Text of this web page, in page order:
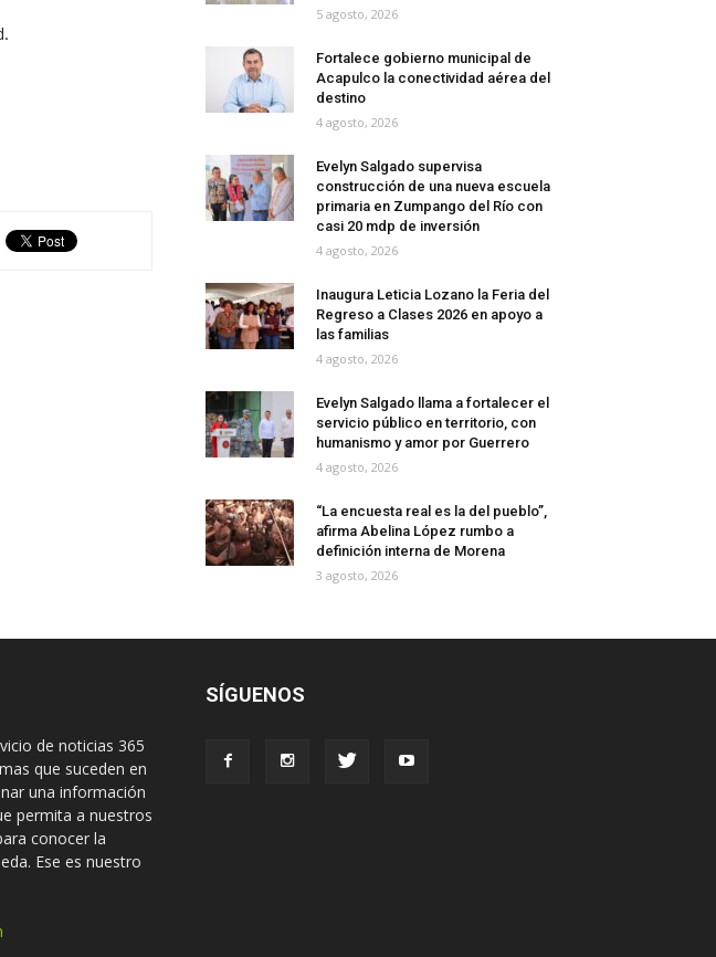
5 agosto, 2026
Fortalece gobierno municipal de
Acapulco la conectividad aérea del
destino
4 agosto, 2026
Evelyn Salgado supervisa
construcción de una nueva escuela
primaria en Zumpango del Río con
casi 20 mdp de inversión
4 agosto, 2026
Inaugura Leticia Lozano la Feria del
Regreso a Clases 2026 en apoyo a
las familias
4 agosto, 2026
Evelyn Salgado llama a fortalecer el
servicio público en territorio, con
humanismo y amor por Guerrero
4 agosto, 2026
“La encuesta real es la del pueblo”,
afirma Abelina López rumbo a
definición interna de Morena
3 agosto, 2026
de noticias 365
que suceden en
una información
permita a nuestros
conocer la
Ese es nuestro
SÍGUENOS